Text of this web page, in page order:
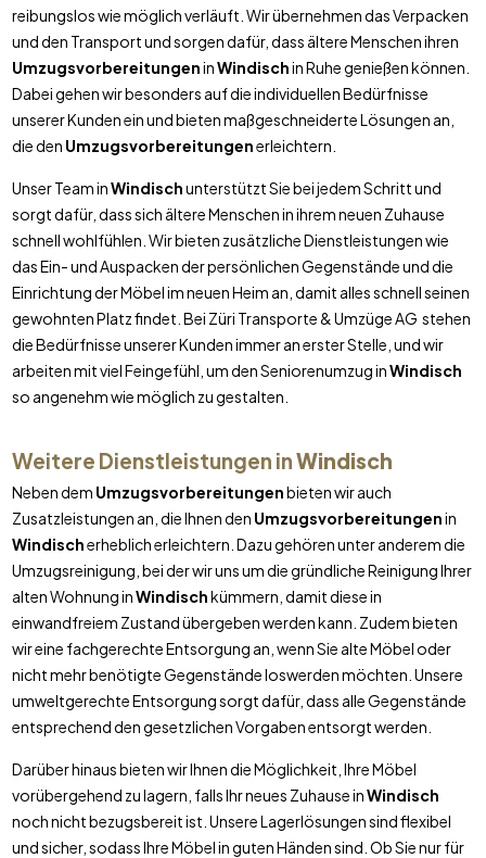
reibungslos wie möglich verläuft. Wir übernehmen das Verpacken
und den Transport und sorgen dafür, dass ältere Menschen ihren
UmzugsvorbereitungeninWindischin Ruhe genießen können.
Dabei gehen wir besonders auf die individuellen Bedürfnisse
unserer Kunden ein und bieten maßgeschneiderte Lösungen an,
die den Umzugsvorbereitungenerleichtern.
Unser Team inWindischunterstützt Sie bei jedem Schritt und
sorgt dafür, dass sich ältere Menschen in ihrem neuen Zuhause
schnell wohlfühlen. Wir bieten zusätzliche Dienstleistungen wie
das Ein- und Auspacken der persönlichen Gegenstände und die
Einrichtung der Möbel im neuen Heim an, damit alles schnell seinen
gewohnten Platz findet. Bei Züri Transporte & Umzüge AG stehen
die Bedürfnisse unserer Kunden immer an erster Stelle, und wir
arbeiten mit viel Feingefühl, um den Seniorenumzug inWindisch
so angenehm wie möglich zu gestalten.
Weitere Dienstleistungen inWindisch
Neben dem Umzugsvorbereitungenbieten wir auch
Zusatzleistungen an, die Ihnen den Umzugsvorbereitungenin
Windischerheblich erleichtern. Dazu gehören unter anderem die
Umzugsreinigung, bei der wir uns um die gründliche Reinigung Ihrer
alten Wohnung inWindischkümmern, damit diese in
einwandfreiem Zustand übergeben werden kann. Zudem bieten
wir eine fachgerechte Entsorgung an, wenn Sie alte Möbel oder
nicht mehr benötigte Gegenstände loswerden möchten. Unsere
umweltgerechte Entsorgung sorgt dafür, dass alle Gegenstände
entsprechend den gesetzlichen Vorgaben entsorgt werden.
Darüber hinaus bieten wir Ihnen die Möglichkeit, Ihre Möbel
vorübergehend zu lagern, falls Ihr neues Zuhause inWindisch
noch nicht bezugsbereit ist. Unsere Lagerlösungen sind flexibel
und sicher, sodass Ihre Möbel in guten Händen sind. Ob Sie nur für